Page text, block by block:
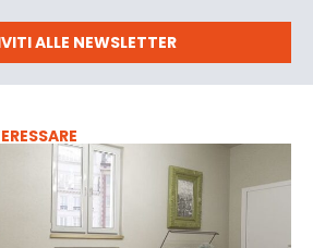
ALLE NEWSLETTER